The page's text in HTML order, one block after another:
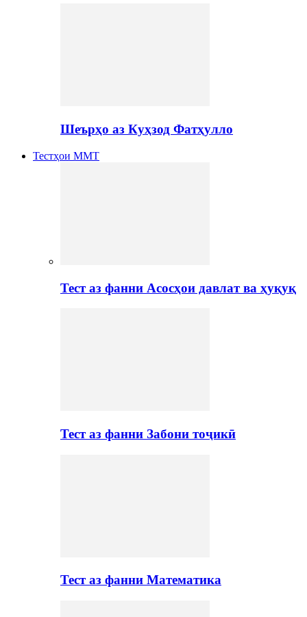
Шеърҳо аз Куҳзод Фатҳулло
Тестҳои ММТ
Тест аз фанни Асосҳои давлат ва ҳуқуқ
Тест аз фанни Забони тоҷикӣ
Тест аз фанни Математика